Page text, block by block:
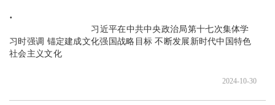
习时强调 锚定建成文化强国战略目标 不断发展新时代中国特色
社会主义文化
2024-10-30